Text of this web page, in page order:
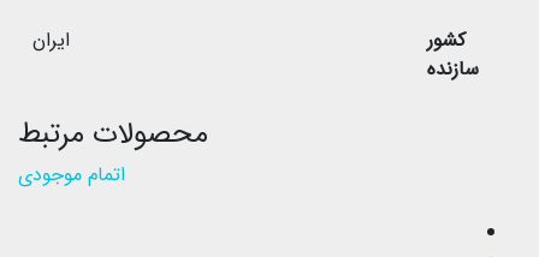
کشور
سازنده
ایران
محصولات مرتبط
اتمام موجودی